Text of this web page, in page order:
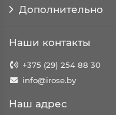
Дополнительно
Наши контакты
+375 (29) 254 88 30
info@irose.by
Наш адрес